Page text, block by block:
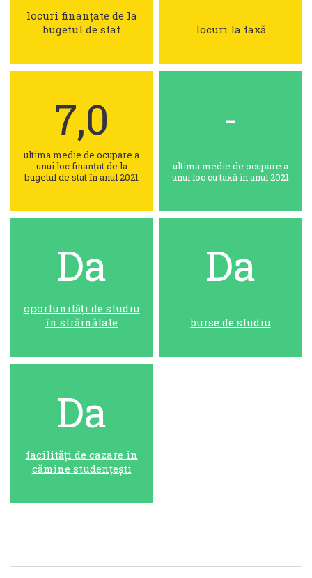
locuri finanțate de la
bugetul de stat
locuri la taxă
7,0
ultima medie de ocupare a
unui loc finanțat de la
bugetul de stat în anul 2021
-
ultima medie de ocupare a
unui loc cu taxă în anul 2021
Da
oportunități de studiu
în străinătate
Da
burse de studiu
Da
facilități de cazare în
cămine studențești